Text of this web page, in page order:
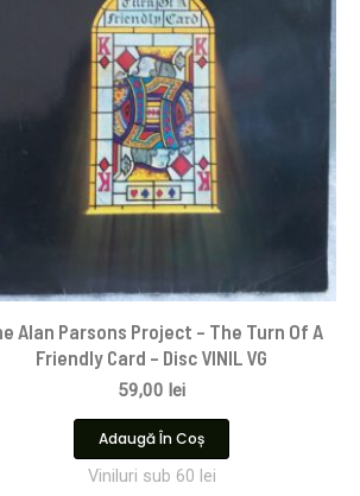
Alan Parsons Project – The Turn Of A
Friendly Card – Disc VINIL VG
59,00 lei
Adaugă În Coș
Viniluri sub 60 lei